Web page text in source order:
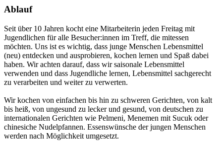
Ablauf
Seit über 10 Jahren kocht eine Mitarbeiterin jeden Freitag mit
Jugendlichen für alle Besucher:innen im Treff, die mitessen
möchten. Uns ist es wichtig, dass junge Menschen Lebensmittel
(neu) entdecken und ausprobieren, kochen lernen und Spaß dabei
haben. Wir achten darauf, dass wir saisonale Lebensmittel
verwenden und dass Jugendliche lernen, Lebensmittel sachgerecht
zu verarbeiten und weiter zu verwerten.
Wir kochen von einfachen bis hin zu schweren Gerichten, von kalt
bis heiß, von ungesund zu lecker und gesund, von deutschen zu
internationalen Gerichten wie Pelmeni, Menemen mit Sucuk oder
chinesiche Nudelpfannen. Essenswünsche der jungen Menschen
werden nach Möglichkeit umgesetzt.